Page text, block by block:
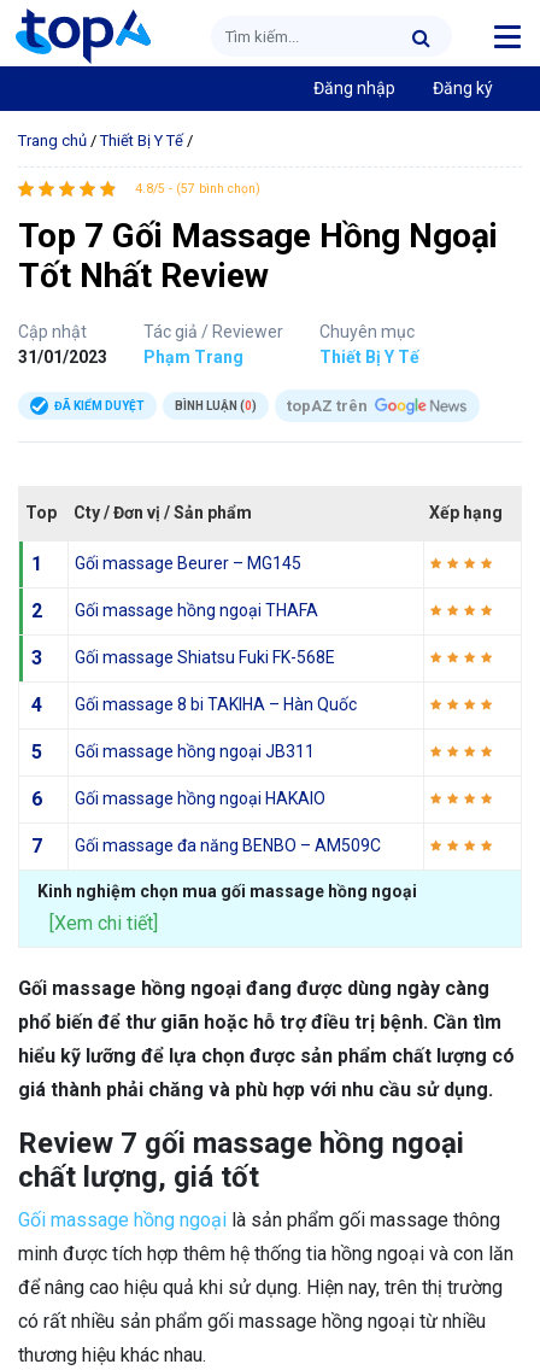
Đăng nhập Đăng ký
Trang chủ /Thiết Bị Y Tế /
4.8/5 - (57 bình chọn)
Top 7 Gối Massage Hồng Ngoại
Tốt Nhất Review
Cập nhật
31/01/2023
Tác giả / Reviewer
Phạm Trang
Chuyên mục
Thiết Bị Y Tế
ĐÃ KIỂM DUYỆT BÌNH LUẬN (0) topAZ trên
Top Cty / Đơn vị / Sản phẩm Xếp hạng
1 Gối massage Beurer – MG145
2 Gối massage hồng ngoại THAFA
3 Gối massage Shiatsu Fuki FK-568E
4 Gối massage 8 bi TAKIHA – Hàn Quốc
5 Gối massage hồng ngoại JB311
6 Gối massage hồng ngoại HAKAIO
7 Gối massage đa năng BENBO – AM509C
Kinh nghiệm chọn mua gối massage hồng ngoại
[Xem chi tiết]
Gối massage hồng ngoại đang được dùng ngày càng
phổ biến để thư giãn hoặc hỗ trợ điều trị bệnh. Cần tìm
hiểu kỹ lưỡng để lựa chọn được sản phẩm chất lượng có
giá thành phải chăng và phù hợp với nhu cầu sử dụng.
Review 7 gối massage hồng ngoại
chất lượng, giá tốt
Gối massage hồng ngoại là sản phẩm gối massage thông
minh được tích hợp thêm hệ thống tia hồng ngoại và con lăn
để nâng cao hiệu quả khi sử dụng. Hiện nay, trên thị trường
có rất nhiều sản phẩm gối massage hồng ngoại từ nhiều
thương hiệu khác nhau.